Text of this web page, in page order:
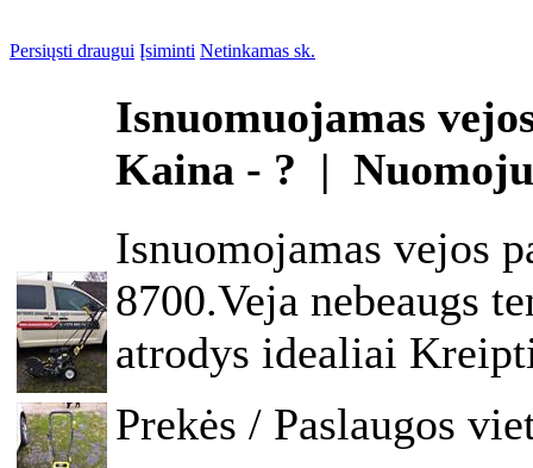
Persiųsti draugui Įsiminti Netinkamas sk.
Isnuomuojamas
Kaina - ? | Nuomoju
Isnuomojamas vejos
8700.Veja nebeaugs
atrodys idealiai
Prekės / Paslaugos